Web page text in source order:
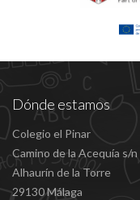
Dónde estamos
Colegio el Pinar
Camino de la Acequía s/n
Alhaurín de la Torre
29130 Málaga